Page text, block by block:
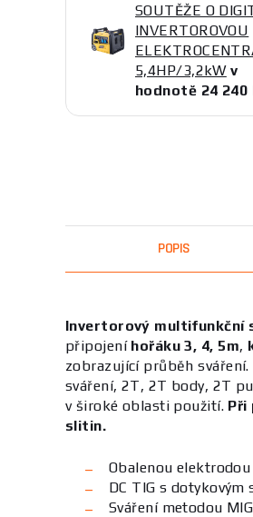
SOUTĚŽE O
INVERTOROVOU
5,4HP/3,2kW v
hodnotě 24 240
POPIS
Invertorový multifunkční
připojení hořáku 3, 4, 5m,
zobrazující průběh
sváření, 2T, 2T body, 2T
v široké oblasti použití. Při
slitin.
Obalenou elektrodou
DC TIG s
Sváření metodou